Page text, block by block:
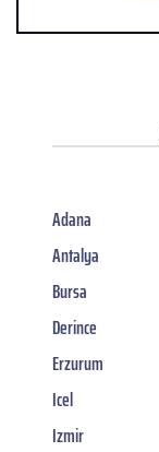
Adana
Antalya
Bursa
Derince
Erzurum
Icel
Izmir